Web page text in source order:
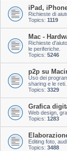
iPad,
Richieste di
Topics: 1119
Mac -
Richieste
le periferiche.
Topics: 5246
p2p su
Uso dei
sharing e le
Topics: 3329
Grafica
Web design,
Topics: 1283
Editing foto,
Topics: 3488